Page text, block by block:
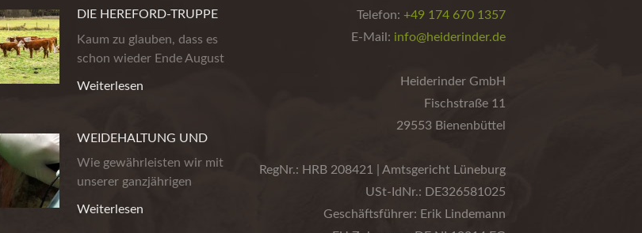
DIE HEREFORD-TRUPPE
AUS DER HEIDE
Kaum zu glauben, dass es
schon wieder Ende August
Weiterlesen
WEIDEHALTUNG UND
PRODUKTSICHERHEIT
Wie gewährleisten wir mit
unserer ganzjährigen
Weiterlesen
Telefon: +49 174 670 1357
E-Mail: info@heiderinder.de
Heiderinder GmbH
Fischstraße 11
29553 Bienenbüttel
RegNr.: HRB 208421 | Amtsgericht Lüneburg
USt-IdNr.: DE326581025
Geschäftsführer: Erik Lindemann